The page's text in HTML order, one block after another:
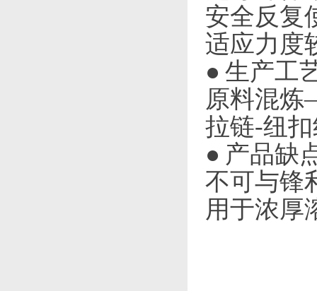
安全反复
适应力度
● 生产工
原料混炼
拉链-纽
● 产品缺
不可与锋
用于浓厚